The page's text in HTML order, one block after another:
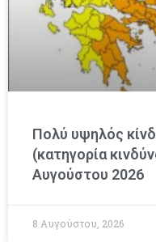
Πολύ υψηλός
(κατηγορία
Αυγούστου 2026
8 Αυγούστου, 2026